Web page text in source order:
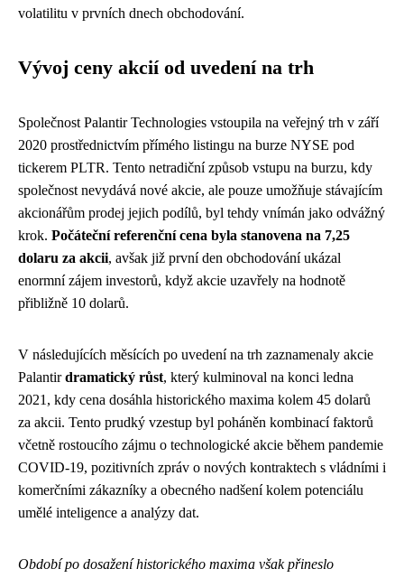
volatilitu v prvních dnech obchodování.
Vývoj ceny akcií od uvedení na trh
Společnost Palantir Technologies vstoupila na veřejný trh v září
2020 prostřednictvím přímého listingu na burze NYSE pod
tickerem PLTR. Tento netradiční způsob vstupu na burzu, kdy
společnost nevydává nové akcie, ale pouze umožňuje stávajícím
akcionářům prodej jejich podílů, byl tehdy vnímán jako odvážný
krok. Počáteční referenční cena byla stanovena na 7,25
dolaru za akcii, avšak již první den obchodování ukázal
enormní zájem investorů, když akcie uzavřely na hodnotě
přibližně 10 dolarů.
V následujících měsících po uvedení na trh zaznamenaly akcie
Palantirdramatický růst, který kulminoval na konci ledna
2021, kdy cena dosáhla historického maxima kolem 45 dolarů
za akcii. Tento prudký vzestup byl poháněn kombinací faktorů
včetně rostoucího zájmu o technologické akcie během pandemie
COVID-19, pozitivních zpráv o nových kontraktech s vládními i
komerčními zákazníky a obecného nadšení kolem potenciálu
umělé inteligence a analýzy dat.
Období po dosažení historického maxima však přineslo